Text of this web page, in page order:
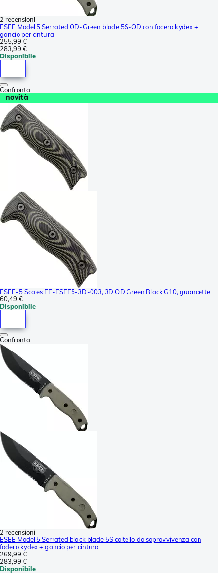
2 recensioni
ESEE Model 5 Serrated OD-Green blade 5S-OD con fodero kydex +
gancio per cintura
255,99 €
283,99 €
Disponibile
Confronta
novità
ESEE-5 Scales EE-ESEE5-3D-003, 3D OD Green Black G10, guancette
60,49 €
Disponibile
Confronta
2 recensioni
ESEE Model 5 Serrated black blade 5S coltello da sopravvivenza con
fodero kydex + gancio per cintura
269,99 €
283,99 €
Disponibile